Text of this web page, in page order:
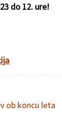
do 12. ure!
ob koncu leta